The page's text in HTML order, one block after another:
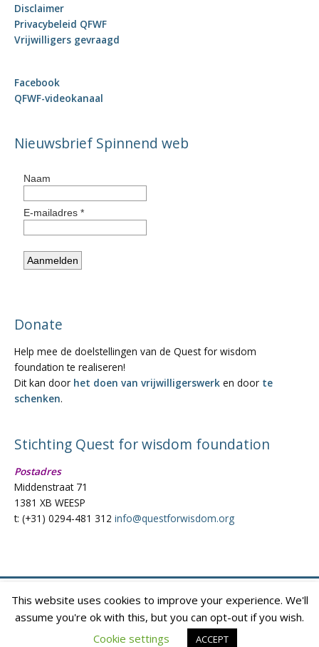
Disclaimer
Privacybeleid QFWF
Vrijwilligers gevraagd
Facebook
QFWF-videokanaal
Nieuwsbrief Spinnend web
Donate
Help mee de doelstellingen van de Quest for wisdom
foundation te realiseren!
Dit kan door het doen van vrijwilligerswerk en door te
schenken.
Stichting Quest for wisdom foundation
Postadres
Middenstraat 71
1381 XB WEESP
t: (+31) 0294-481 312 info@questforwisdom.org
Copyright © 2026 Quest For Wisdom|
info@questforwisdom.org
This website uses cookies to improve your experience. We'll
assume you're ok with this, but you can opt-out if you wish.
Cookie settings
ACCEPT